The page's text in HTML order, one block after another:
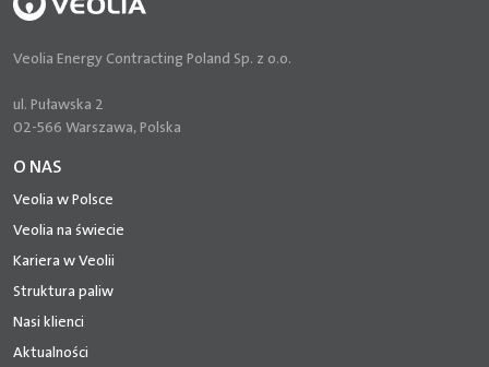
Veolia Energy Contracting Poland Sp. z o.o.
ul. Puławska 2
02-566 Warszawa, Polska
O NAS
Veolia w Polsce
Veolia na świecie
Kariera w Veolii
Struktura paliw
Nasi klienci
Aktualności